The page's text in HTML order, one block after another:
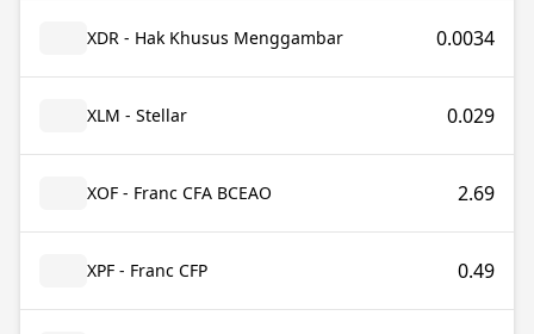
XDR - Hak Khusus Menggambar 0.0034
XLM - Stellar 0.029
XOF - Franc CFA BCEAO 2.69
XPF - Franc CFP 0.49